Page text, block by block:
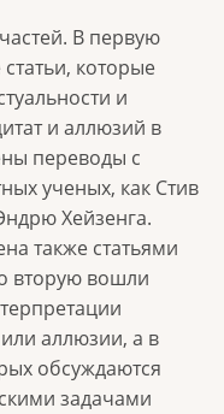
В первую
которые
и
и аллюзий в
переводы с
ученых, как Стив
Хейзенга.
также статьями
вторую вошли
аллюзии, а в
обсуждаются
задачами